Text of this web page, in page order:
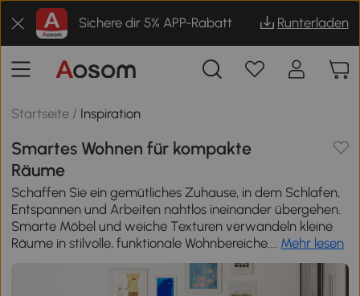
Sichere dir 5% APP-Rabatt Runterladen
Startseite / Inspiration
Smartes Wohnen für kompakte
Räume
Schaffen Sie ein gemütliches Zuhause, in dem Schlafen,
Entspannen und Arbeiten nahtlos ineinander übergehen.
Smarte Möbel und weiche Texturen verwandeln kleine
Räume in stilvolle, funktionale Wohnbereiche....
Mehr lesen